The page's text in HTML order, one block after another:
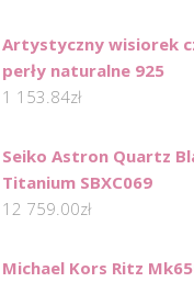
Artystyczny wisiorek
perły naturalne 925
1 153.84zł
Seiko Astron Quartz
Titanium SBXC069
12 759.00zł
Michael Kors Ritz